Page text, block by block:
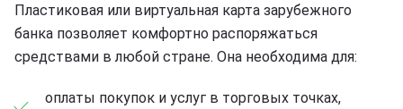
Пластиковая или виртуальная карта зарубежного
банка позволяет комфортно распоряжаться
средствами в любой стране. Она необходима для:
оплаты покупок и услуг в торговых точках,